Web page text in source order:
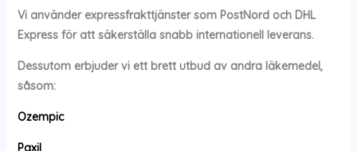
Vi använder expressfrakttjänster som PostNord och DHL
Express för att säkerställa snabb internationell leverans.
Dessutom erbjuder vi ett brett utbud av andra läkemedel,
såsom:
Ozempic
Paxil